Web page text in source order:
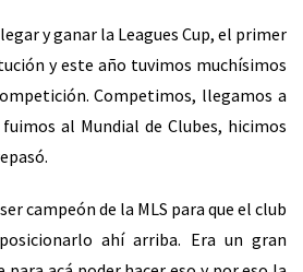
y ganar la Leagues Cup, el primer
yeste año tuvimos muchísimos
Competimos, llegamos a
al Mundial de Clubes, hicimos
campeón de la MLS para que el club
ahí arriba. Era un gran